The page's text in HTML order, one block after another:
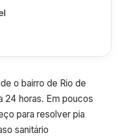
o bairro de Rio de
24 horas. Em poucos
para resolver pia
sanitário